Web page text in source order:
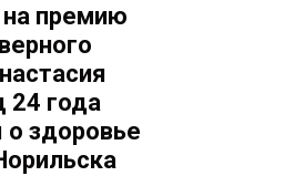
премию
24 года
о здоровье